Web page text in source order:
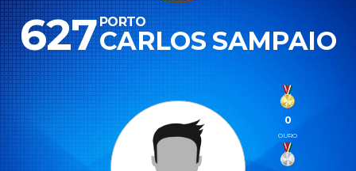
627 PORTO
CARLOS SAMPAIO
0
OURO